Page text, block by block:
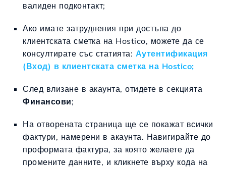
валиден подконтакт;
Ако имате затруднения при достъпа до
клиентската сметка на Hostico, можете да се
консултирате със статията: Аутентификация
(Вход) в клиентската сметка на Hostico;
След влизане в акаунта, отидете в секцията
Финансови;
На отворената страница ще се покажат всички
фактури, намерени в акаунта. Навигирайте до
проформата фактура, за която желаете да
промените данните, и кликнете върху кода на